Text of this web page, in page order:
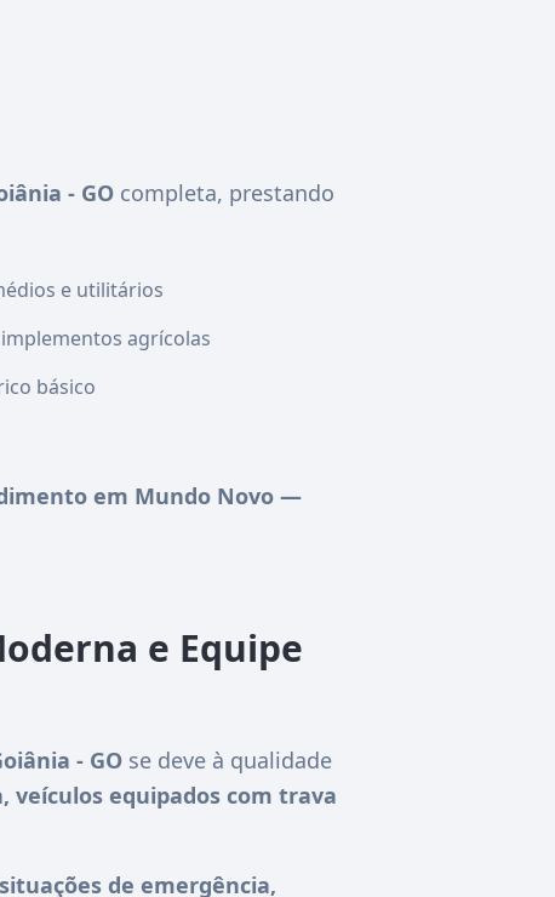
- GO completa, prestando
e utilitários
agrícolas
básico
em Mundo Novo —
e Equipe
- GO se deve à qualidade
equipados com trava
situações de emergência,